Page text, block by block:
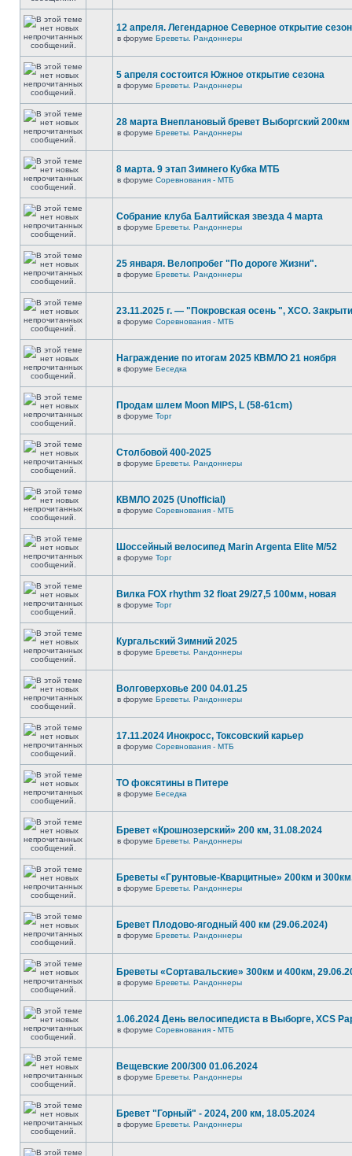
12 апреля. Легендарное Северное открытие
в форуме Бреветы. Рандоннеры
5 апреля состоится Южное открытие сезона
в форуме Бреветы. Рандоннеры
28 марта Внеплановый бревет Выборгский 200км
в форуме Бреветы. Рандоннеры
8 марта. 9 этап Зимнего Кубка МТБ
в форуме Соревнования - МТБ
Собрание клуба Балтийская звезда 4 марта
в форуме Бреветы. Рандоннеры
25 января. Велопробег "По дороге Жизни".
в форуме Бреветы. Рандоннеры
23.11.2025 г. — "Покровская осень ", XCO.
в форуме Соревнования - МТБ
Награждение по итогам 2025 КВМЛО 21 ноября
в форуме Беседка
Продам шлем Moon MIPS, L (58-61cm)
в форуме Торг
Столбовой 400-2025
в форуме Бреветы. Рандоннеры
КВМЛО 2025 (Unofficial)
в форуме Соревнования - МТБ
Шоссейный велосипед Marin Argenta Elite M/52
в форуме Торг
Вилка FOX rhythm 32 float 29/27,5 100мм, новая
в форуме Торг
Кургальский Зимний 2025
в форуме Бреветы. Рандоннеры
Волговерховье 200 04.01.25
в форуме Бреветы. Рандоннеры
17.11.2024 Инокросс, Токсовский карьер
в форуме Соревнования - МТБ
ТО фоксятины в Питере
в форуме Беседка
Бревет «Крошнозерский» 200 км, 31.08.2024
в форуме Бреветы. Рандоннеры
Бреветы «Грунтовые-Кварцитные» 200км и
в форуме Бреветы. Рандоннеры
Бревет Плодово-ягодный 400 км (29.06.2024)
в форуме Бреветы. Рандоннеры
Бреветы «Сортавальские» 300км и 400км,
в форуме Бреветы. Рандоннеры
1.06.2024 День велосипедиста в Выборге, XCS
в форуме Соревнования - МТБ
Вещевские 200/300 01.06.2024
в форуме Бреветы. Рандоннеры
Бревет "Горный" - 2024, 200 км, 18.05.2024
в форуме Бреветы. Рандоннеры